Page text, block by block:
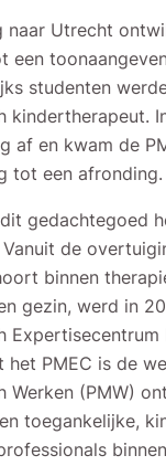
naar Utrecht
een
studenten
kindertherapeut.
af en kwam de
tot een afronding.
gedachtegoed
de
binnen
gezin, werd in
Expertisecentrum
het PMEC is de
Werken (PMW)
toegankelijke,